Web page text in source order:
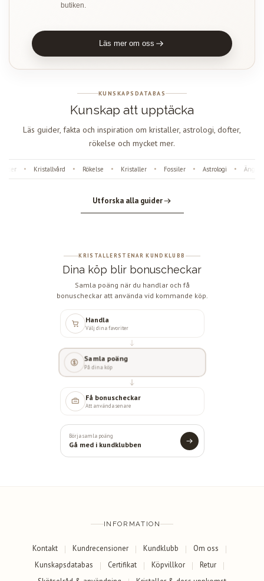
butiken.
Läs mer om oss
KUNSKAPSDATABAS
Kunskap att upptäcka
Läs guider, fakta och inspiration om kristaller, astrologi, dofter,
rökelse och mycket mer.
Kristallvård Rökelse Kristaller Fossiler Astrologi
Utforska alla guider
KRISTALLERSTENAR KUNDKLUBB
Dina köp blir bonuscheckar
Samla poäng när du handlar och få
bonuscheckar att använda vid kommande köp.
Handla
Välj dina favoriter
Samla poäng
På dina köp
Få bonuscheckar
Att använda senare
Börja samla poäng
Gå med i kundklubben
INFORMATION
Kontakt Kundrecensioner Kundklubb
Om oss
Kunskapsdatabas
Certifikat Köpvillkor
Retur